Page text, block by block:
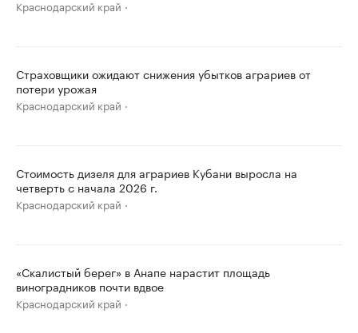
Краснодарский край
Страховщики ожидают снижения убытков аграриев от
потери урожая
Краснодарский край
Стоимость дизеля для аграриев Кубани выросла на
четверть с начала 2026 г.
Краснодарский край
«Скалистый берег» в Анапе нарастит площадь
виноградников почти вдвое
Краснодарский край